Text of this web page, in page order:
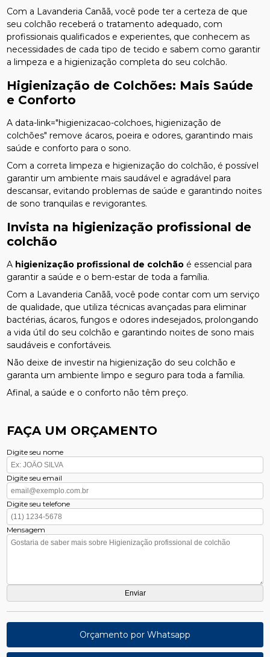
Com a Lavanderia Canãã, você pode ter a certeza de que
seu colchão receberá o tratamento adequado, com
profissionais qualificados e experientes, que conhecem as
necessidades de cada tipo de tecido e sabem como garantir
a limpeza e a higienização completa do seu colchão.
Higienização de Colchões: Mais Saúde
e Conforto
A data-link="higienizacao-colchoes, higienização de
colchões" remove ácaros, poeira e odores, garantindo mais
saúde e conforto para o sono.
Com a correta limpeza e higienização do colchão, é possível
garantir um ambiente mais saudável e agradável para
descansar, evitando problemas de saúde e garantindo noites
de sono tranquilas e revigorantes.
Invista na higienização profissional de
colchão
A higienização profissional de colchão é essencial para
garantir a saúde e o bem-estar de toda a família.
Com a Lavanderia Canãã, você pode contar com um serviço
de qualidade, que utiliza técnicas avançadas para eliminar
bactérias, ácaros, fungos e odores indesejados, prolongando
a vida útil do seu colchão e garantindo noites de sono mais
saudáveis e confortáveis.
Não deixe de investir na higienização do seu colchão e
garanta um ambiente limpo e seguro para toda a família.
Afinal, a saúde e o conforto não têm preço.
FAÇA UM ORÇAMENTO
Digite seu nome
Digite seu email
Digite seu telefone
Mensagem
Orçamento por Whatsapp